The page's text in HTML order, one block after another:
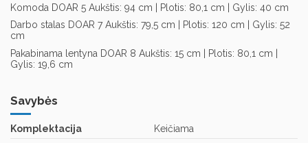
Komoda DOAR 5 Aukštis: 94 cm | Plotis: 80,1 cm | Gylis: 40 cm
Darbo stalas DOAR 7 Aukštis: 79,5 cm | Plotis: 120 cm | Gylis: 52
cm
Pakabinama lentyna DOAR 8 Aukštis: 15 cm | Plotis: 80,1 cm |
Gylis: 19,6 cm
Savybės
Komplektacija
Keičiama